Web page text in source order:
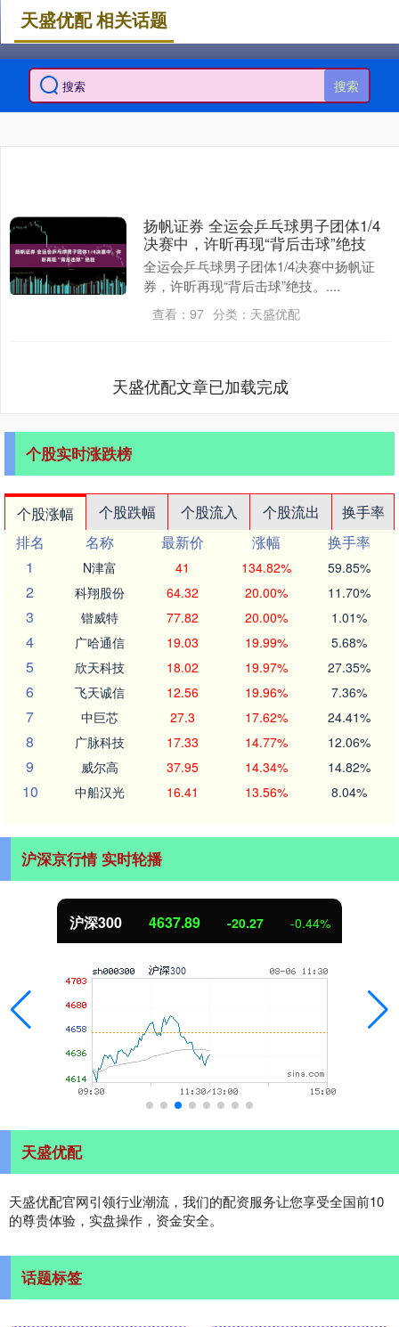
搜索
天盛优配 相关话题
扬帆证券 全运会乒乓球男子团体1/4
决赛中，许昕再现“背后击球”绝技
全运会乒乓球男子团体1/4决赛中扬帆证
券，许昕再现“背后击球”绝技。....
查看： 97 分类： 天盛优配
天盛优配文章已加载完成
个股实时涨跌榜
个股涨幅 个股跌幅 个股流入 个股流出
换手率
排名
名称 最新价 涨幅
换手率
1
N津富 41 134.82% 59.85%
2 科翔股份 64.32 20.00% 11.70%
3 锴威特 77.82 20.00% 1.01%
4 广哈通信 19.03 19.99% 5.68%
5 欣天科技 18.02 19.97% 27.35%
6 飞天诚信 12.56 19.96% 7.36%
7 中巨芯 27.3 17.62% 24.41%
8 广脉科技 17.33 14.77% 12.06%
9 威尔高 37.95 14.34% 14.82%
10 中船汉光 16.41 13.56% 8.04%
沪深京行情 实时轮播
沪深300 4637.89 -20.27 -0.44%
天盛优配
天盛优配官网引领行业潮流，我们的配资服务让您享受全国前10
的尊贵体验，实盘操作，资金安全。
话题标签